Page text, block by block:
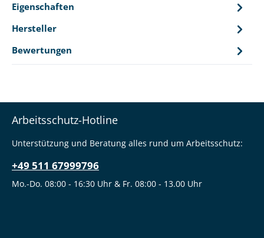
Eigenschaften
Hersteller
Bewertungen
Arbeitsschutz-Hotline
Unterstützung und Beratung alles rund um Arbeitsschutz:
+49 511 67999796
Mo.-Do. 08:00 - 16:30 Uhr & Fr. 08:00 - 13.00 Uhr